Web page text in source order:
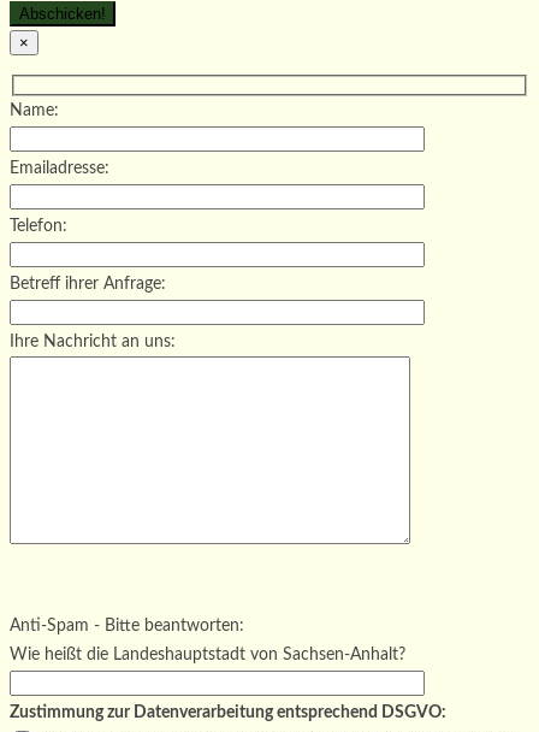
×
Name:
Emailadresse:
Telefon:
Betreff ihrer Anfrage:
Ihre Nachricht an uns:
Bitte lasse dieses Feld leer.
Anti-Spam - Bitte beantworten:
Wie heißt die Landeshauptstadt von Sachsen-Anhalt?
Zustimmung zur Datenverarbeitung entsprechend DSGVO: